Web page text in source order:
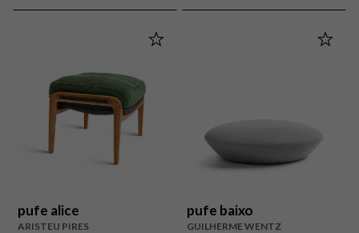
pufe alice
ARISTEU PIRES
pufe baixo
GUILHERME WENTZ